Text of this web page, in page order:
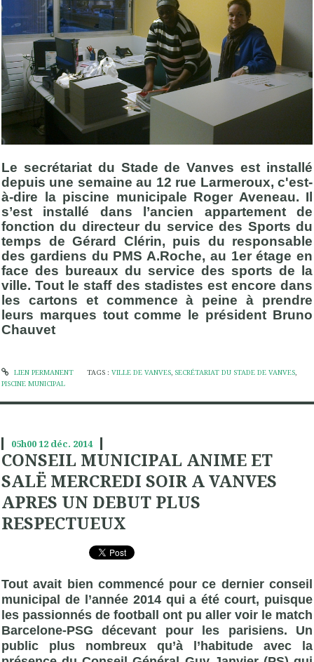
Le secrétariat du Stade de Vanves est installé
depuis une semaine au 12 rue Larmeroux, c'est-
à-dire la piscine municipale Roger Aveneau. Il
s’est installé dans l’ancien appartement de
fonction du directeur du service des Sports du
temps de Gérard Clérin, puis du responsable
des gardiens du PMS A.Roche, au 1er étage en
face des bureaux du service des sports de la
ville. Tout le staff des stadistes est encore dans
les cartons et commence à peine à prendre
leurs marques tout comme le président Bruno
Chauvet
LIEN PERMANENT TAGS : VILLE DE VANVES, SECRÉTARIAT DU STADE DE VANVES,
PISCINE MUNICIPAL
05h0012 déc. 2014
CONSEIL MUNICIPAL ANIME ET
SALË MERCREDI SOIR A VANVES
APRES UN DEBUT PLUS
RESPECTUEUX
Tout avait bien commencé pour ce dernier conseil
municipal de l’année 2014 qui a été court, puisque
les passionnés de football ont pu aller voir le match
Barcelone-PSG décevant pour les parisiens. Un
public plus nombreux qu’à l’habitude avec la